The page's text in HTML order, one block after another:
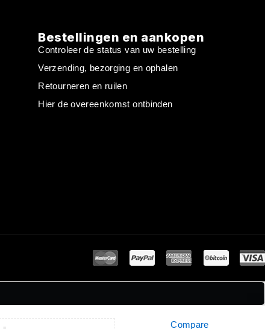
Bestellingen en aankopen
Controleer de status van uw bestelling
Verzending, bezorging en ophalen
Retourneren en ruilen
Hier de overeenkomst ontbinden
Compare